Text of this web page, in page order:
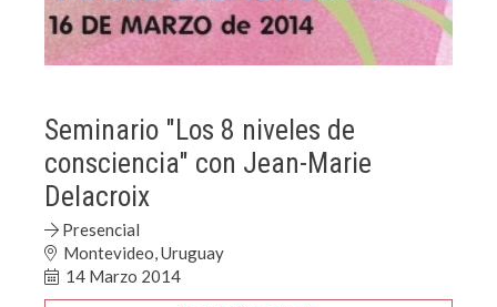
Seminario "Los 8 niveles de
consciencia" con Jean-Marie
Delacroix
Presencial
Montevideo, Uruguay
14 Marzo 2014